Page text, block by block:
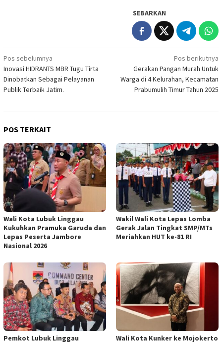
SEBARKAN
Navigasi
pos
Pos sebelumnya
Inovasi HIDRANTS MBR Tugu Tirta
Dinobatkan Sebagai Pelayanan
Publik Terbaik Jatim.
Pos berikutnya
Gerakan Pangan Murah Untuk
Warga di 4 Kelurahan, Kecamatan
Prabumulih Timur Tahun 2025
POS TERKAIT
Wali Kota Lubuk Linggau
Kukuhkan Pramuka Garuda dan
Lepas Peserta Jambore
Nasional 2026
Wakil Wali Kota Lepas Lomba
Gerak Jalan Tingkat SMP/MTs
Meriahkan HUT ke-81 RI
Pemkot Lubuk Linggau
Wali Kota Kunker ke Mojokerto